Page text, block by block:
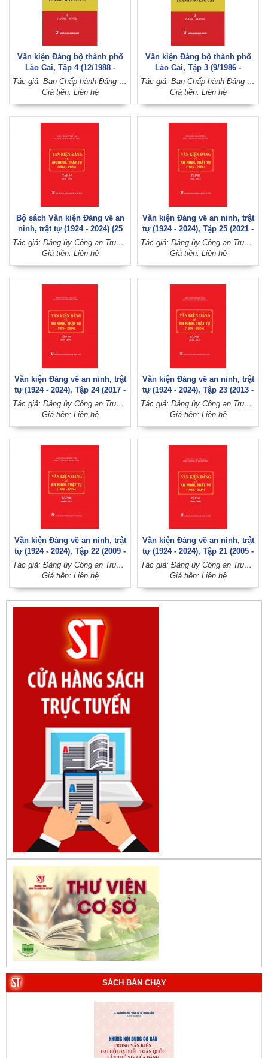
Văn kiện Đảng bộ thành phố
Lào Cai, Tập 4 (12/1988 -
8/1992)
Tác giả: Ban Chấp hành Đảng bộ thành phố Lào Cai (Đảng bộ tỉnh Lào Cai)
Giá tiền: Liên hệ
Văn kiện Đảng bộ thành phố
Lào Cai, Tập 3 (9/1986 -
11/1988)
Tác giả: Ban Chấp hành Đảng bộ thành phố Lào Cai, Đảng bộ tỉnh Lào Cai
Giá tiền: Liên hệ
Bộ sách Văn kiện Đảng về an
ninh, trật tự (1924 - 2024) (25
tập)
Tác giả: Đảng ủy Công an Trung ương (Đảng Cộng sản Việt Nam)
Giá tiền: Liên hệ
Văn kiện Đảng về an ninh, trật
tự (1924 - 2024), Tập 25 (2021 -
2024)
Tác giả: Đảng ủy Công an Trung ương (Đảng Cộng sản Việt Nam)
Giá tiền: Liên hệ
Văn kiện Đảng về an ninh, trật
tự (1924 - 2024), Tập 24 (2017 -
2020)
Tác giả: Đảng ủy Công an Trung ương (Đảng Cộng sản Việt Nam)
Giá tiền: Liên hệ
Văn kiện Đảng về an ninh, trật
tự (1924 - 2024), Tập 23 (2013 -
2016)
Tác giả: Đảng ủy Công an Trung ương (Đảng Cộng sản Việt Nam)
Giá tiền: Liên hệ
Văn kiện Đảng về an ninh, trật
tự (1924 - 2024), Tập 22 (2009 -
2012)
Tác giả: Đảng ủy Công an Trung ương (Đảng Cộng sản Việt Nam)
Giá tiền: Liên hệ
Văn kiện Đảng về an ninh, trật
tự (1924 - 2024), Tập 21 (2005 -
2008)
Tác giả: Đảng ủy Công an Trung ương (Đảng Cộng sản Việt Nam)
Giá tiền: Liên hệ
SÁCH BÁN CHẠY
1. Bác Hồ ở Pháp. Tác giả: Bảo tàng Hồ Chí Minh.
2. Lịch sử Chính phủ (5 tập). Tác giả: Ban Chỉ đạo biên
soạn lịch sử Chính phủ.